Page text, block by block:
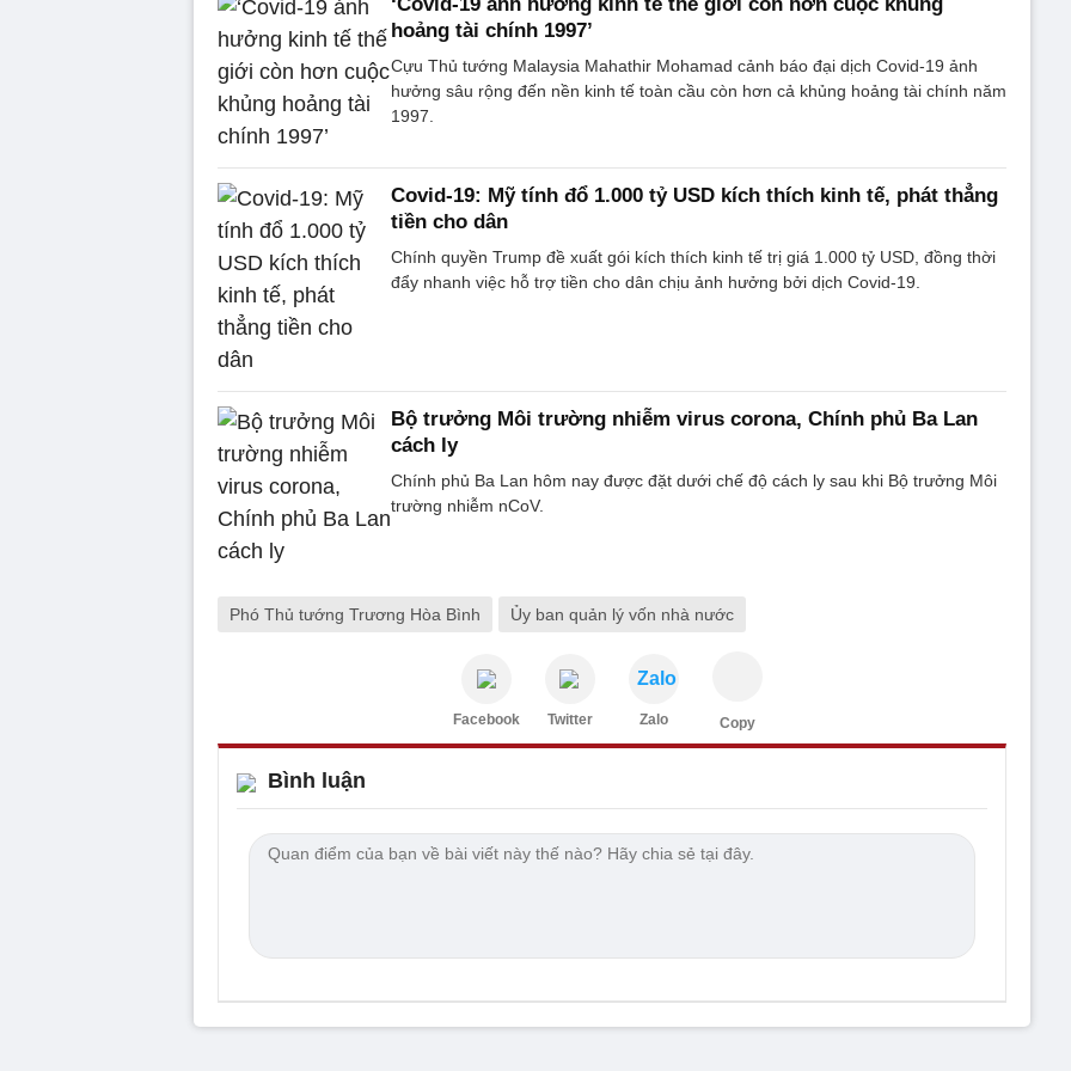
hoảng tài chính 1997’
Cựu Thủ tướng Malaysia Mahathir Mohamad cảnh báo đại dịch Covid-19 ảnh
hưởng sâu rộng đến nền kinh tế toàn cầu còn hơn cả khủng hoảng tài chính năm
1997.
Covid-19: Mỹ tính đổ 1.000 tỷ USD kích thích kinh tế, phát thẳng
tiền cho dân
Chính quyền Trump đề xuất gói kích thích kinh tế trị giá 1.000 tỷ USD, đồng thời
đẩy nhanh việc hỗ trợ tiền cho dân chịu ảnh hưởng bởi dịch Covid-19.
Bộ trưởng Môi trường nhiễm virus corona, Chính phủ Ba Lan
cách ly
Chính phủ Ba Lan hôm nay được đặt dưới chế độ cách ly sau khi Bộ trưởng Môi
trường nhiễm nCoV.
Phó Thủ tướng Trương Hòa Bình Ủy ban quản lý vốn nhà nước
Facebook Twitter
Zalo
Zalo Copy
Bình luận